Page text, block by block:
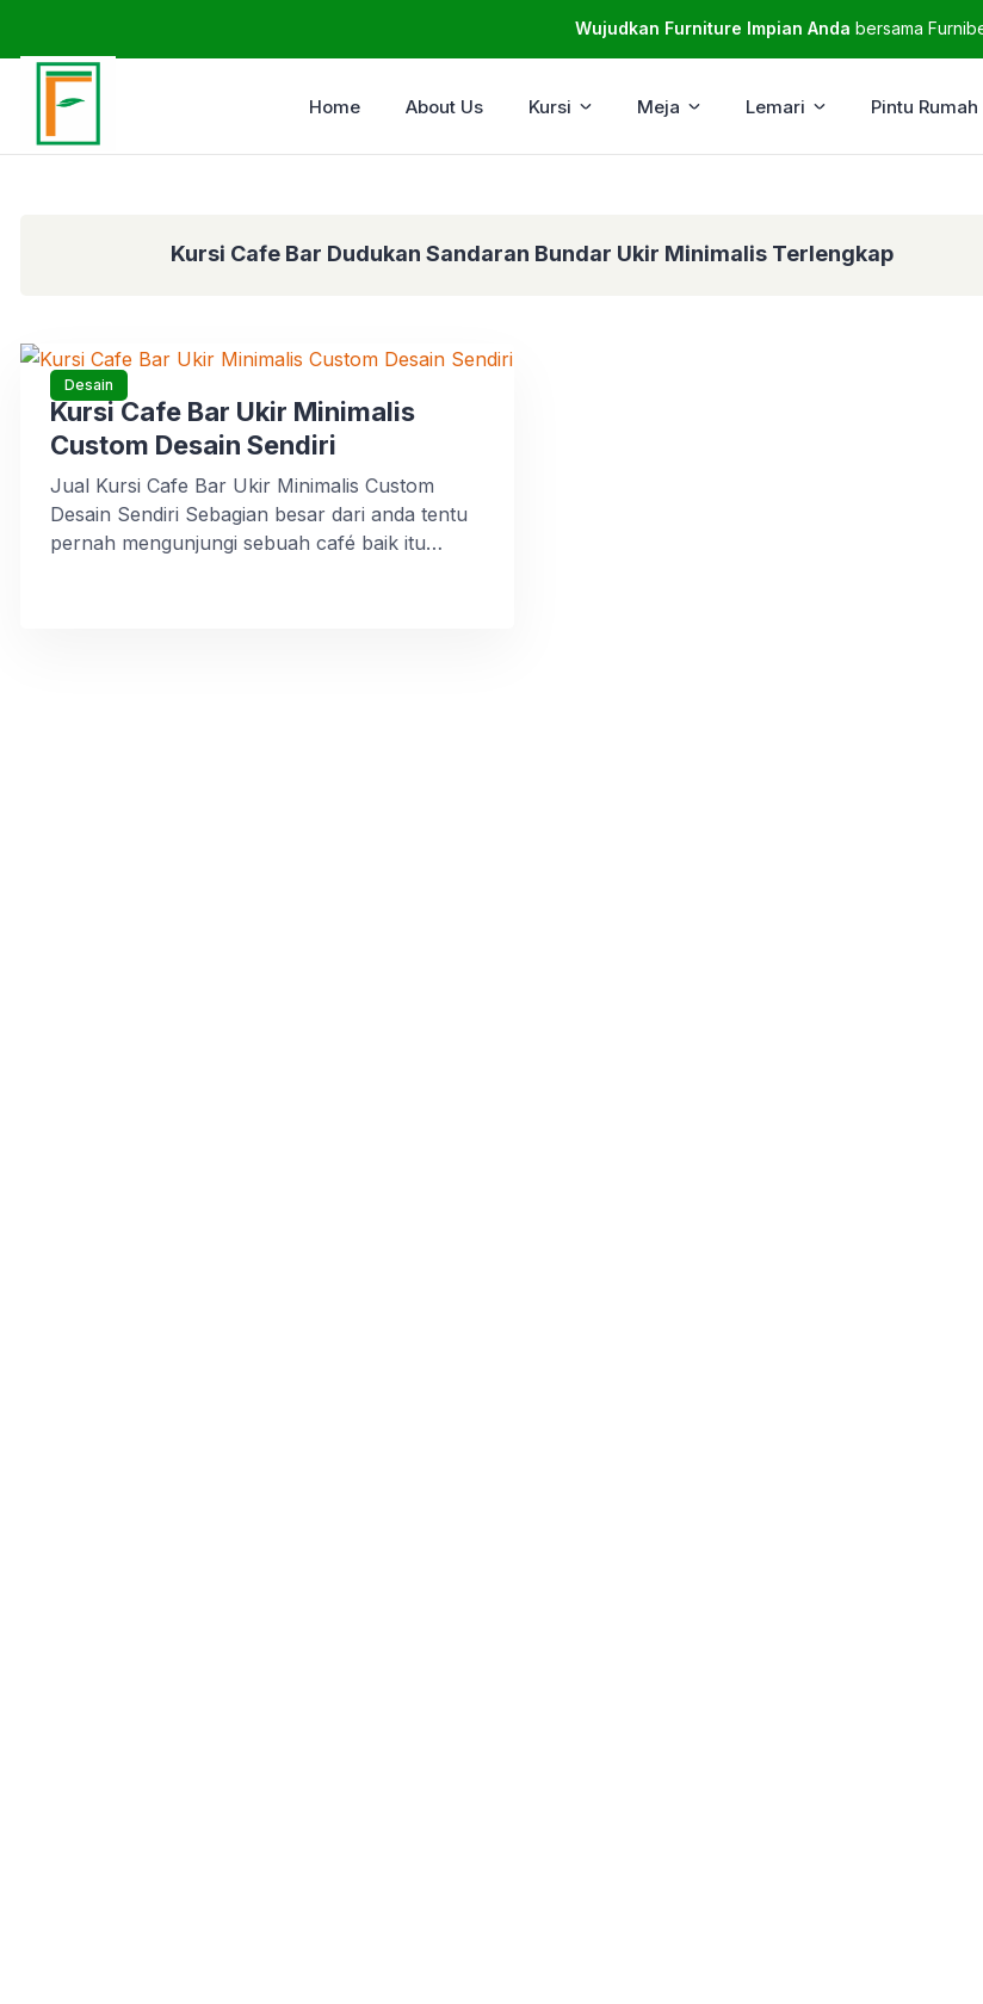
Wujudkan Furniture Impian Anda bersama
Home About Us Kursi Meja Lemari Pintu Rumah
Kursi Cafe Bar Dudukan Sandaran Bundar Ukir Minimalis Terlengkap
Desain
Kursi Cafe Bar Ukir Minimalis
Custom Desain Sendiri
Jual Kursi Cafe Bar Ukir Minimalis Custom
Desain Sendiri Sebagian besar dari anda tentu
pernah mengunjungi sebuah café baik itu